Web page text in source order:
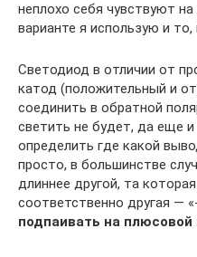
неплохо себя чувствуют
варианте я использую и
Светодиод в отличии от
катод (положительный и
соединить в обратной
светить не будет, да еще
определить где какой
просто, в большинстве
длиннее другой, та
соответственно другая —
подпаивать на плюсовой